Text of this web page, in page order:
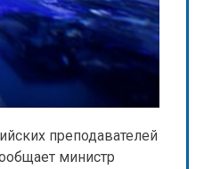
преподавателей
министр